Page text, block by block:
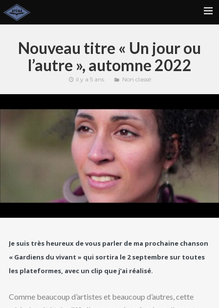
ACCUEIL
NEWSLETTER
BIO
Nouveau titre « Un jour ou
l’autre », automne 2022
il y a 5 ans Non classé
Je suis très heureux de vous parler de ma prochaine chanson
« Gardiens du vivant » qui sortira le 2 septembresur toutes
les plateformes, avec un clip que j’ai réalisé.
Comme beaucoup d’artistes et beaucoup d’autres, cette